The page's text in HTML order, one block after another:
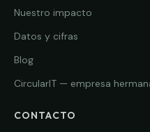
Nuestro impacto
Datos y cifras
Blog
CircularIT — empresa
CONTACTO